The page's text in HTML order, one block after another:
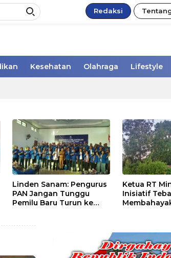
Redaksi
Kesehatan Olahraga Lifestyle
Linden Sanam: Pengurus
PAN Jangan Tunggu
Pemilu Baru Turun ke
Ketua RT
Inisiatif